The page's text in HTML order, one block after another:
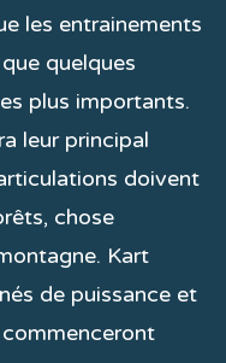
les entrainements
quelques
plus importants.
leur principal
doivent
chose
Kart
de puissance et